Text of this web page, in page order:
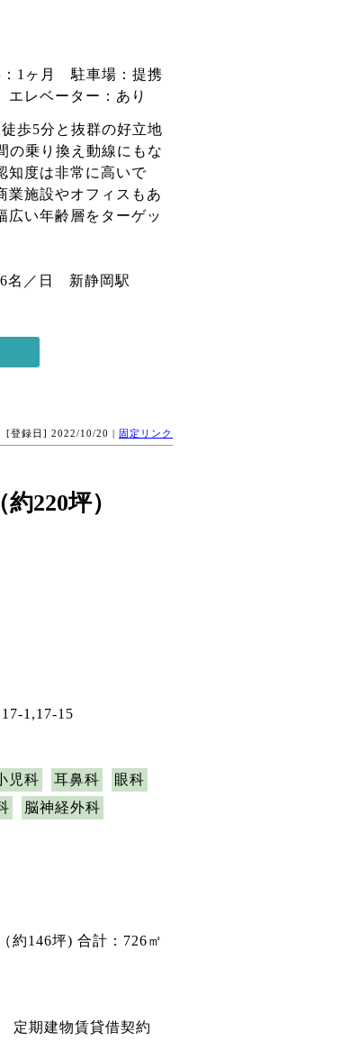
1ヶ月 駐車場：提携
レベーター：あり
歩5分と抜群の好立地
の乗り換え動線にもな
知度は非常に高いで
業施設やオフィスもあ
広い年齢層をターゲッ
名／日 新静岡駅
[登録日] 2022/10/20 | 固定リンク
220坪）
1,17-15
児科 耳鼻科
眼科
脳神経外科
146坪) 合計：726㎡
期建物賃貸借契約